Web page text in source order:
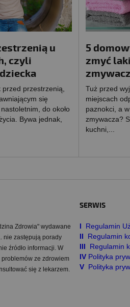
u
czyli
przed przestrzenią,
się
do około
Bywa jednak,
5
zmyć
Tuż przed
miejscach
paznokci, a
zmywacza?
kuchni,...
Zdrowia" wydawane
nie zastępują porady
źródło informacji. W
ze zdrowiem
się z lekarzem.
SERWIS
I Regulamin
II
Regulamin
III
Regulamin
IV Polityka
V Polityka